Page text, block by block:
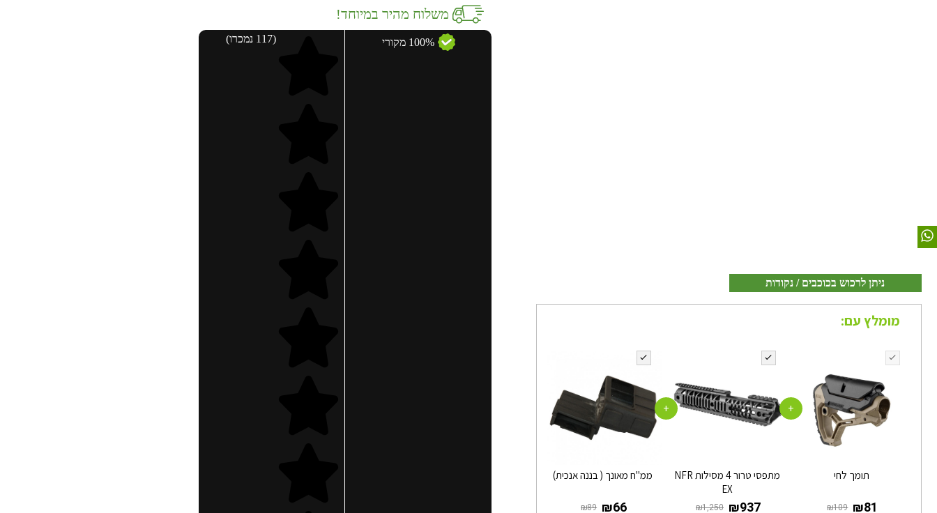
ניתן לרכוש בכוכבים / נקודות
מומלץ עם:
תומך לחי
‏109 ₪
+
מתפסי טרור 4 מסילות NFR
EX
+
ממ"ח מאונך ( בננה אנכית)
משלוח מהיר במיוחד!
100% מקורי (117 נמכרו)